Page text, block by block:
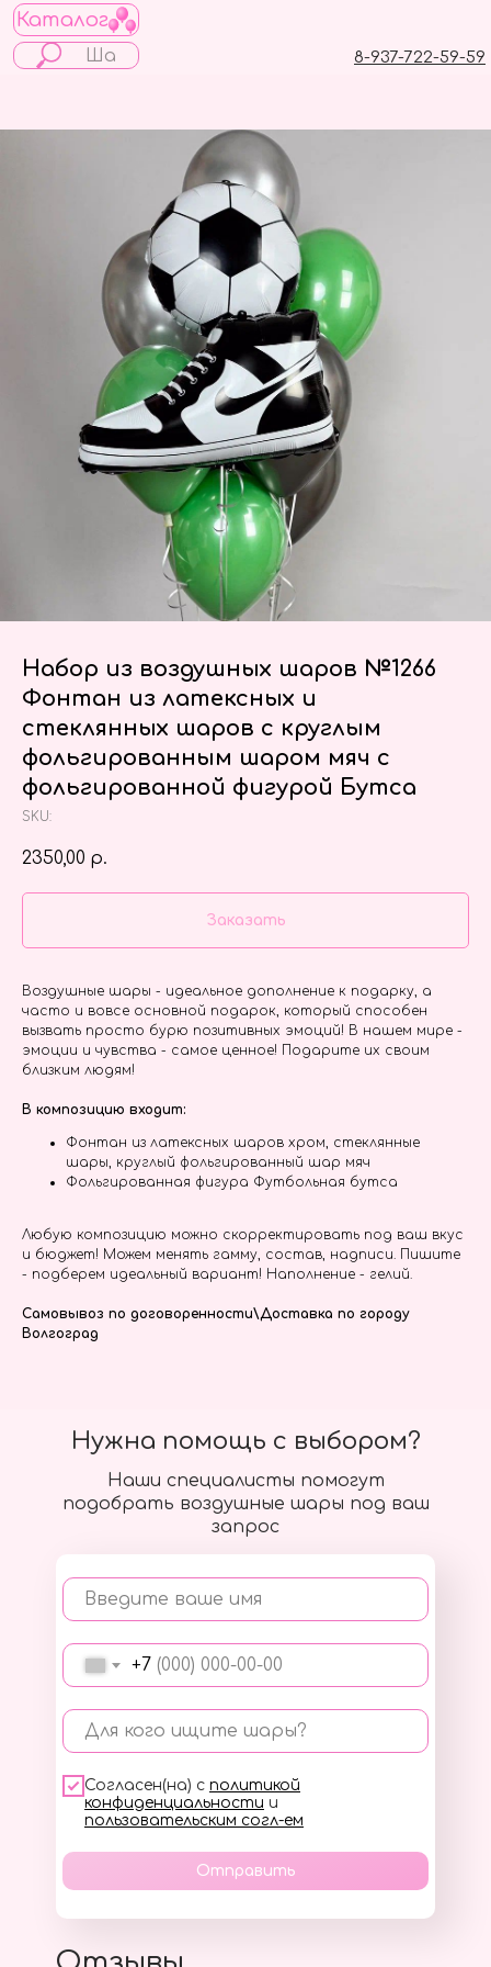
Каталог
8-937-722-59-59
Набор из воздушных шаров №1266
Фонтан из латексных и
стеклянных шаров с круглым
фольгированным шаром мяч с
фольгированной фигурой Бутса
SKU:
2350,00 р.
Заказать
Воздушные шары - идеальное дополнение к подарку, а
часто и вовсе основной подарок, который способен
вызвать просто бурю позитивных эмоций! В нашем мире -
эмоции и чувства - самое ценное! Подарите их своим
близким людям!
В композицию входит:
Фонтан из латексных шаров хром, стеклянные
шары, круглый фольгированный шар мяч
Фольгированная фигура Футбольная бутса
Любую композицию можно скорректировать под ваш вкус
и бюджет! Можем менять гамму, состав, надписи. Пишите
- подберем идеальный вариант! Наполнение - гелий.
Самовывоз по договоренности\Доставка по городу
Волгоград
Наши специалисты помогут
подобрать воздушные шары под ваш
запрос
Введите ваше имя
+7
Для кого ищите шары?
Согласен(на) с политикой
конфиденциальности и
пользовательским согл-ем
Отправить
Нужна помощь с выбором?